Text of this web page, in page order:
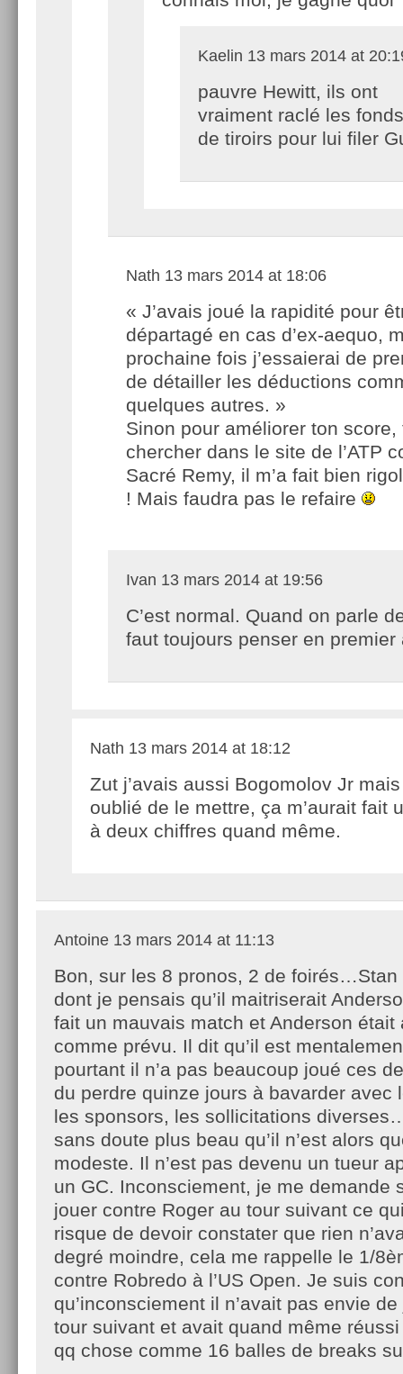
Kaelin 13 mars 2014 at
pauvre Hewitt, ils ont
vraiment raclé les fonds
de tiroirs pour lui filer
Nath 13 mars 2014 at 18:06
« J’avais joué la rapidité pour
départagé en cas d’ex-aequo,
prochaine fois j’essaierai de
de détailler les déductions
quelques autres. »
Sinon pour améliorer ton
chercher dans le site de l’ATP
Sacré Remy, il m’a fait bien
! Mais faudra pas le refaire
Ivan 13 mars 2014 at 19:56
C’est normal. Quand on parle
faut toujours penser en premier
Nath 13 mars 2014 at 18:12
Zut j’avais aussi Bogomolov Jr mais
oublié de le mettre, ça m’aurait fait
à deux chiffres quand même.
Antoine 13 mars 2014 at 11:13
Bon, sur les 8 pronos, 2 de foirés…Stan
dont je pensais qu’il maitriserait
fait un mauvais match et Anderson était
comme prévu. Il dit qu’il est
pourtant il n’a pas beaucoup joué ces
du perdre quinze jours à bavarder avec
les sponsors, les sollicitations
sans doute plus beau qu’il n’est alors
modeste. Il n’est pas devenu un tueur
un GC. Inconsciement, je me demande
jouer contre Roger au tour suivant ce
risque de devoir constater que rien
degré moindre, cela me rappelle le 1/
contre Robredo à l’US Open. Je suis
qu’inconsciement il n’avait pas envie
tour suivant et avait quand même réussi
qq chose comme 16 balles de breaks